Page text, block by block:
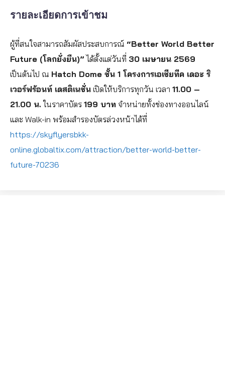
รายละเอียดการเข้าชม
ผู้ที่สนใจสามารถสัมผัสประสบการณ์ “Better World Better
Future (โลกยั่งยืน)” ได้ตั้งแต่วันที่ 30 เมษายน 2569
เป็นต้นไป ณ Hatch Dome ชั้น 1 โครงการเอเชียทีค เดอะ ริ
เวอร์ฟร้อนท์ เดสติเนชั่น เปิดให้บริการทุกวัน เวลา 11.00 –
21.00 น.ในราคาบัตร 199 บาท จำหน่ายทั้งช่องทางออนไลน์
และ Walk-in พร้อมสำรองบัตรล่วงหน้าได้ที่
https://skyflyersbkk-
online.globaltix.com/attraction/better-world-better-
future-70236